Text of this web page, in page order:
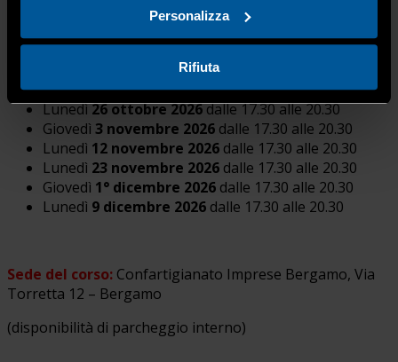
Personalizza
Rifiuta
Date di svolgimento:
Lunedì22 ottobre 2026dalle 17.30 alle 20.30
Lunedì26 ottobre 2026dalle 17.30 alle 20.30
Giovedì 3 novembre 2026 dalle 17.30 alle 20.30
Lunedì 12 novembre 2026 dalle 17.30 alle 20.30
Lunedì 23 novembre 2026 dalle 17.30 alle 20.30
Giovedì 1° dicembre 2026 dalle 17.30 alle 20.30
Lunedì 9 dicembre 2026 dalle 17.30 alle 20.30
Sede del corso: Confartigianato Imprese Bergamo, Via
Torretta 12 – Bergamo
(disponibilità di parcheggio interno)